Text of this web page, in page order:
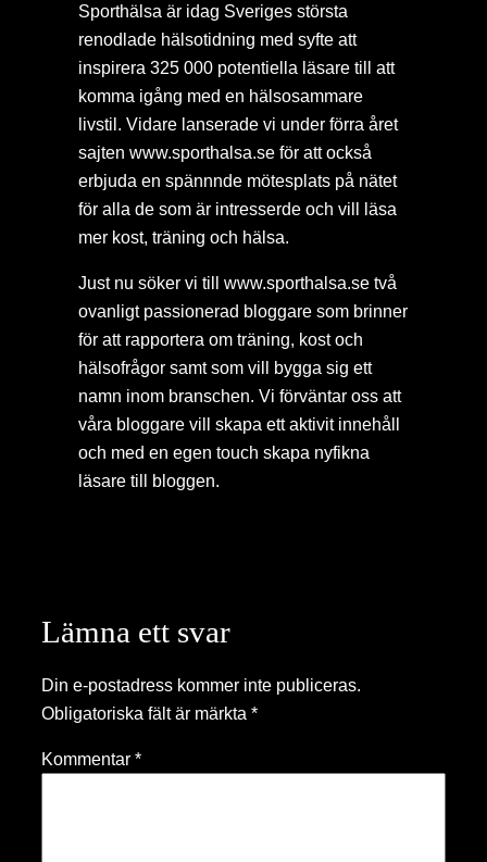
Sporthälsa är idag Sveriges största
renodlade hälsotidning med syfte att
inspirera 325 000 potentiella läsare till att
komma igång med en hälsosammare
livstil. Vidare lanserade vi under förra året
sajten www.sporthalsa.se för att också
erbjuda en spännnde mötesplats på nätet
för alla de som är intresserde och vill läsa
mer kost, träning och hälsa.
Just nu söker vi till www.sporthalsa.se två
ovanligt passionerad bloggare som brinner
för att rapportera om träning, kost och
hälsofrågor samt som vill bygga sig ett
namn inom branschen. Vi förväntar oss att
våra bloggare vill skapa ett aktivit innehåll
och med en egen touch skapa nyfikna
läsare till bloggen.
Lämna ett svar
Din e-postadress kommer inte publiceras.
Obligatoriska fält är märkta *
Kommentar *